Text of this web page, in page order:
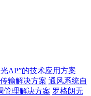
AP”的技术应用方案
输解决方案 通风系统自
管理解决方案 罗格朗无